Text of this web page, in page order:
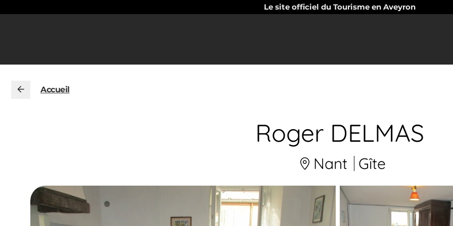
Le site officiel du Tourisme en Aveyron
Accueil
Roger DELMAS
Nant Gîte